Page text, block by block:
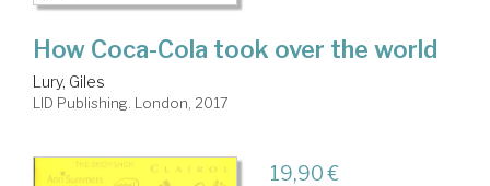
How Coca-Cola took over the world
Lury, Giles
LID Publishing. London, 2017
19,90 €